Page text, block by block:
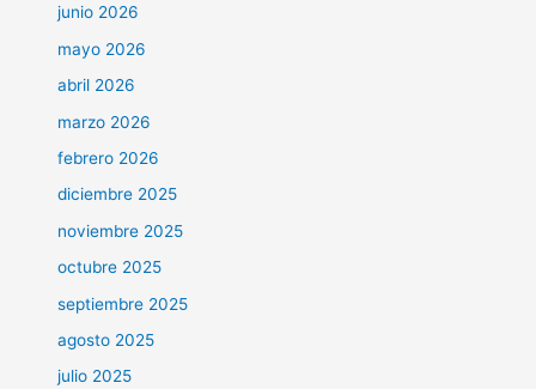
junio 2026
mayo 2026
abril 2026
marzo 2026
febrero 2026
diciembre 2025
noviembre 2025
octubre 2025
septiembre 2025
agosto 2025
julio 2025